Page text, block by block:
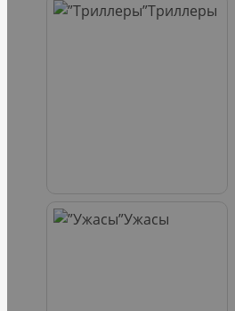
Триллеры
Ужасы